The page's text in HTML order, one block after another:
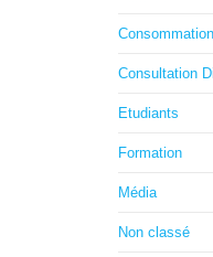
Consommation
Consultation
Etudiants
Formation
Média
Non classé